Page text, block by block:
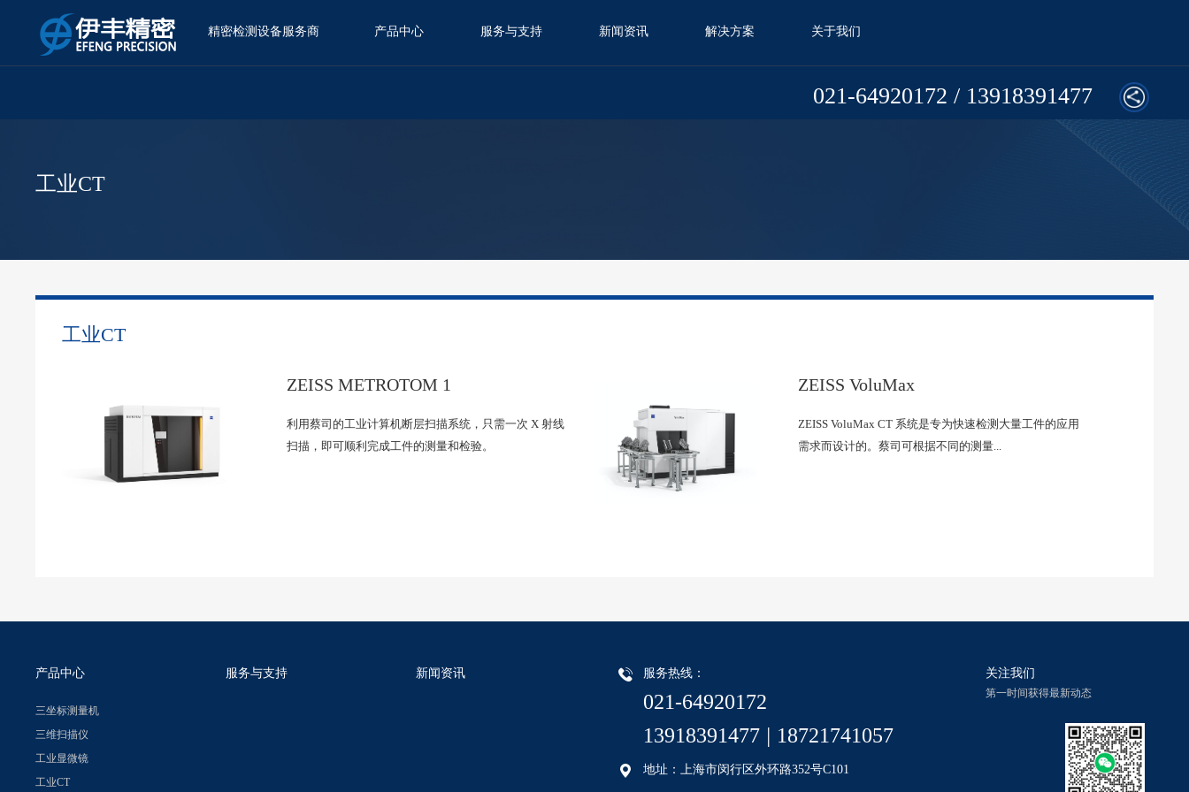
精密检测设备服务商 产品中心 服务与支持 新闻资讯 解决方案 关于我们
021-64920172 / 13918391477
工业CT
工业CT
ZEISS METROTOM 1
利用蔡司的工业计算机断层扫描系统，只需一次 X 射线
扫描，即可顺利完成工件的测量和检验。
ZEISS VoluMax
ZEISS VoluMax CT 系统是专为快速检测大量工件的应用
需求而设计的。蔡司可根据不同的测量...
产品中心
三坐标测量机
三维扫描仪
工业显微镜
工业CT
服务与支持 新闻资讯 服务热线：
021-64920172
13918391477
18721741057
地址：上海市闵行区外环路352号C101
关注我们
第一时间获得最新动态